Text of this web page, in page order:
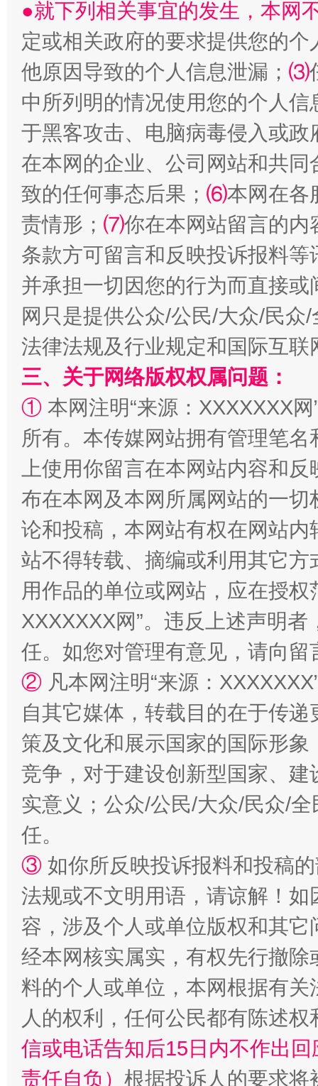
阿坝州三大球赛在茂县开幕 规模
国家大学科技园优化重塑工作
扯下公款旅游的“隐身衣” 如何以
●就下列相关事宜的发生，本网
定或相关政府的要求提供您的个
他原因导致的个人信息泄漏； ⑶
中所列明的情况使用您的个人
于黑客攻击、电脑病毒侵入或
在本网的企业、公司网站和共
致的任何事态后果； ⑹本网在各
责情形； ⑺你在本网站留言的内
条款方可留言和反映投诉报料
并承担一切因您的行为而直接
网只是提供公众/公民/大众/民
法律法规及行业规定和国际互
三、关于网络版权权属问题：
① 本网注明“来源：XXXXXXX
所有。本传媒网站拥有管理笔
上使用你留言在本网站内容和
布在本网及本网所属网站的一
论和投稿，本网站有权在网站
站不得转载、摘编或利用其它
用作品的单位或网站，应在授
XXXXXXX网”。违反上述声明
任。如您对管理有意见，请向
② 凡本网注明“来源：
自其它媒体，转载目的在于传
策及文化和展示国家的国际形
竞争，对于建设创新型国家、
实意义；公众/公民/大众/民众/
任。
③ 如你所反映投诉报料和投稿
法规或不文明用语，请谅解！
容，涉及个人或单位版权和其它
经本网核实属实，有权先行撤
料的个人或单位，本网根据有
人的权利，任何公民都有陈述
信或电话告知后15日内不作出
责任自负） 根据投诉人的要求将